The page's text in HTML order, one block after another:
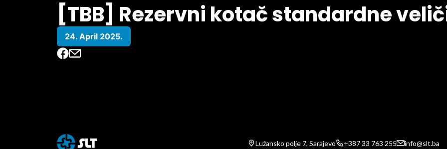
[TBB] Rezervni kotač standardne
24. April 2025.
Lužansko polje 7, Sarajevo +387 33 763 255 info@slt.ba